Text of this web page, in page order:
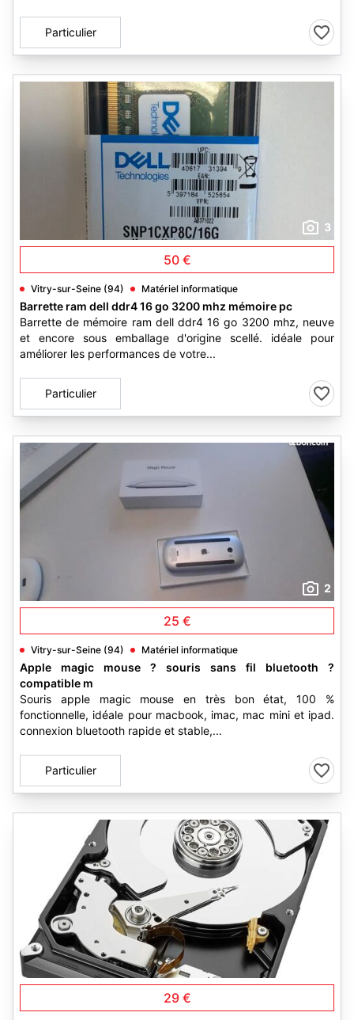
Particulier
3
50 €
Vitry-sur-Seine (94) Matériel informatique
Barrette ram dell ddr4 16 go 3200 mhz mémoire pc
Barrette de mémoire ram dell ddr4 16 go 3200 mhz, neuve
et encore sous emballage d'origine scellé. idéale pour
améliorer les performances de votre...
Particulier
2
25 €
Vitry-sur-Seine (94) Matériel informatique
Apple magic mouse ? souris sans fil bluetooth ?
compatible m
Souris apple magic mouse en très bon état, 100 %
fonctionnelle, idéale pour macbook, imac, mac mini et ipad.
connexion bluetooth rapide et stable,...
Particulier
29 €